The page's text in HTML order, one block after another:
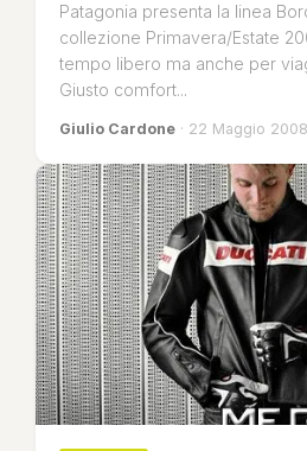
Patagonia presenta la linea
collezione Primavera/Estate
tempo libero ma anche per
Giusto comfort...
Giulio Cardone · 22 Maggio